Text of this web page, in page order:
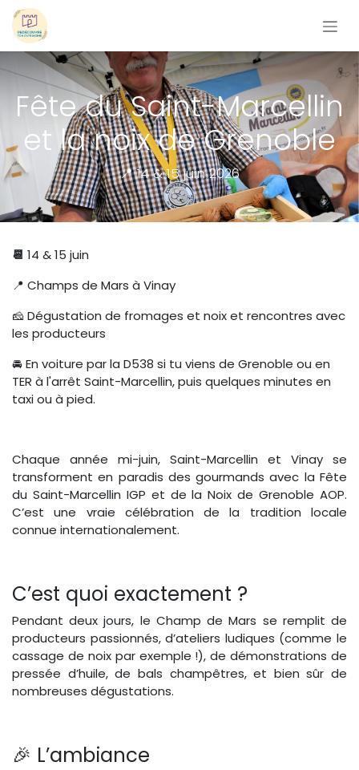
Se rendre au contenu
Fête du Saint-Marcellin
et la noix de Grenoble
📍 14 & 15 juin 2026
📆 14 & 15 juin
📍 Champs de Mars à Vinay
🧀 Dégustation de fromages et noix et rencontres avec
les producteurs
🚘 En voiture par la D538 si tu viens de Grenoble ou en
TER à l'arrêt Saint-Marcellin, puis quelques minutes en
taxi ou à pied.
Chaque année mi-juin, Saint-Marcellin et Vinay se
transforment en paradis des gourmands avec la Fête
du Saint-Marcellin IGP et de la Noix de Grenoble AOP.
C’est une vraie célébration de la tradition locale
connue internationalement.
C’est quoi exactement ?
Pendant deux jours, le Champ de Mars se remplit de
producteurs passionnés, d’ateliers ludiques (comme le
cassage de noix par exemple !), de démonstrations de
pressée d’huile, de bals champêtres, et bien sûr de
nombreuses dégustations.
🎉 L’ambiance